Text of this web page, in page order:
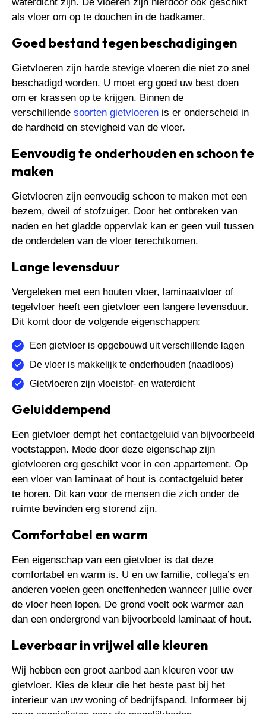
als vloer om op te douchen in de badkamer.
Goed bestand tegen beschadigingen
Gietvloeren zijn harde stevige vloeren die niet zo snel
beschadigd worden. U moet erg goed uw best doen
om er krassen op te krijgen. Binnen de
verschillende soorten gietvloeren is er onderscheid in
de hardheid en stevigheid van de vloer.
Eenvoudig te onderhouden en schoon te
maken
Gietvloeren zijn eenvoudig schoon te maken met een
bezem, dweil of stofzuiger. Door het ontbreken van
naden en het gladde oppervlak kan er geen vuil tussen
de onderdelen van de vloer terechtkomen.
Lange levensduur
Vergeleken met een houten vloer, laminaatvloer of
tegelvloer heeft een gietvloer een langere levensduur.
Dit komt door de volgende eigenschappen:
Een gietvloer is opgebouwd uit verschillende lagen
De vloer is makkelijk te onderhouden (naadloos)
Gietvloeren zijn vloeistof- en waterdicht
Geluiddempend
Een gietvloer dempt het contactgeluid van bijvoorbeeld
voetstappen. Mede door deze eigenschap zijn
gietvloeren erg geschikt voor in een appartement. Op
een vloer van laminaat of hout is contactgeluid beter
te horen. Dit kan voor de mensen die zich onder de
ruimte bevinden erg storend zijn.
Comfortabel en warm
Een eigenschap van een gietvloer is dat deze
comfortabel en warm is. U en uw familie, collega’s en
anderen voelen geen oneffenheden wanneer jullie over
de vloer heen lopen. De grond voelt ook warmer aan
dan een ondergrond van bijvoorbeeld laminaat of hout.
Leverbaar in vrijwel alle kleuren
Wij hebben een groot aanbod aan kleuren voor uw
gietvloer. Kies de kleur die het beste past bij het
interieur van uw woning of bedrijfspand. Informeer bij